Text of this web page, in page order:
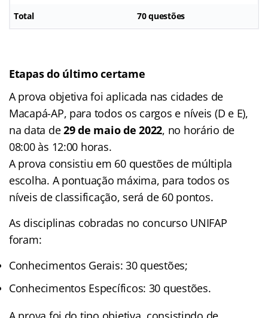
Total 70 questões
Etapas do último certame
A prova objetiva foi aplicada nas cidades de
Macapá-AP, para todos os cargos e níveis (D e E),
na data de29 de maio de 2022, no horário de
08:00 às 12:00 horas.
A prova consistiu em 60 questões de múltipla
escolha. A pontuação máxima, para todos os
níveis de classificação, será de 60 pontos.
As disciplinas cobradas no concurso UNIFAP
foram:
Conhecimentos Gerais: 30 questões;
Conhecimentos Específicos: 30 questões.